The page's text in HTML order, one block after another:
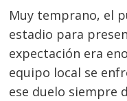
Muy temprano, el
estadio para
expectación era
equipo local se
ese duelo siempre